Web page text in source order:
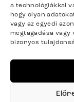
a technológiákkal
hogy olyan
vagy az egyedi
megtagadása
bizonyos
Színek
Termék súlya